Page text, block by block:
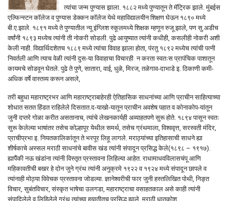
त्यांचा जन्म पुण्यास झाला. १८८२ मध्ये पुण्यातून ते मॅट्रिक झाले. मुंबईस
एल्फिन्स्टन कॉलेज व पुण्यास डेक्कन कॉलेज येथे महाविद्यालयीन शिक्षण घेऊन १८९० मध्ये
बी.ए.झाले. १८९१ मध्ये ते पुण्यातील न्यू इंग्लिश स्कूलमध्ये शिक्षक म्हणून रुजू झाले, पण सु.अडीच
वर्षांनी १८९३ मध्येच त्यांनी ती नोकरी सोडली. पुढे आयुष्यात त्यांनी कधीही, कसलीही नोकरी अशी
केली नाही. विद्यार्थिदशेतच १८८९ मध्ये त्यांचा विवाह झाला होता, पंरतु १८९२ मध्येच त्यांची पत्नी
निवर्तली आणि त्याच वेळी त्यांनी दुस-या विवाहाचा विचारही न करता स्वतःस प्रापंचिक पाशातून
कायमचे सोडवून घेतले. पुढे ते पुणे, सातारा, वाई, धुळे, मिरज, तळेगाव-दाभाडे इ. ठिकाणी कमी-
अधिक वर्षे वास्तव्य करून असले,
तरी बहुधा महाराष्ट्रभर आणि महाराष्ट्राबाहेरही ऐतिहासिक साधनांच्या आणि प्राचीन साहित्याच्या
शोधात सतत हिंडत राहिलेले दिसतात.द-याखो-यातून प्राचीन अवशेष पहात व कोनाकोप-यांतून
जुनी दप्तरे गोळा करीत असतानाच, त्यांचे लेखनकार्यही अव्याहतपणे सुरू होते. १८९४ पासून स्वतः
सुरू केलेल्या भाषांतर तसेच कोल्हापूर येथील समर्थ, तसेच ग्रंथमाला, विश्ववृत्त, सरस्वती मंदिर,
प्राचीप्रभा इ. नियतकालिकांतून ते भरपूर लिहू लागले. मराठ्यांच्या इतिहासाची साधने ह्या
शीर्षकाचे अस्सल मराठी साधनांचे बावीस खंड त्यांनी संपादून प्रसिद्ध केले(१८९८ – १९१७).
ह्यापैंकी नऊ खंडांना त्यांनी विस्तृत प्रस्तावना लिहिल्या आहेत. राधामाधवविलासचंपू आणि
महिकावतीची बखर हे दोन जुने ग्रंथ त्यांनी अनुक्रमे १९२२ व १९२४ मध्ये संपादून छापले व
त्यांनाही मोठ्या विवेचक प्रस्तावना जोडल्या. ज्ञानेश्‍वरीची फार जुनी हस्तलिखित पोथी, निङ्त
विचार, सुबंतविचार, संस्कृत भाषेचा उलगडा, महाराष्ट्राचा वसाहतकाल असे काही त्यांनी
संपादिलेले व लिहिलेले ग्रंथ त्यांच्या हयातीतच प्रसिद्ध झाले. मराठी धातुकोश,